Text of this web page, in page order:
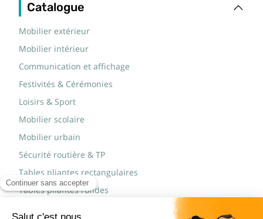
Catalogue
Mobilier extérieur
Mobilier intérieur
Communication et affichage
Festivités & Cérémonies
Loisirs & Sport
Mobilier scolaire
Mobilier urbain
Sécurité routière & TP
Tables pliantes rectangulaires
Tables pliantes rondes